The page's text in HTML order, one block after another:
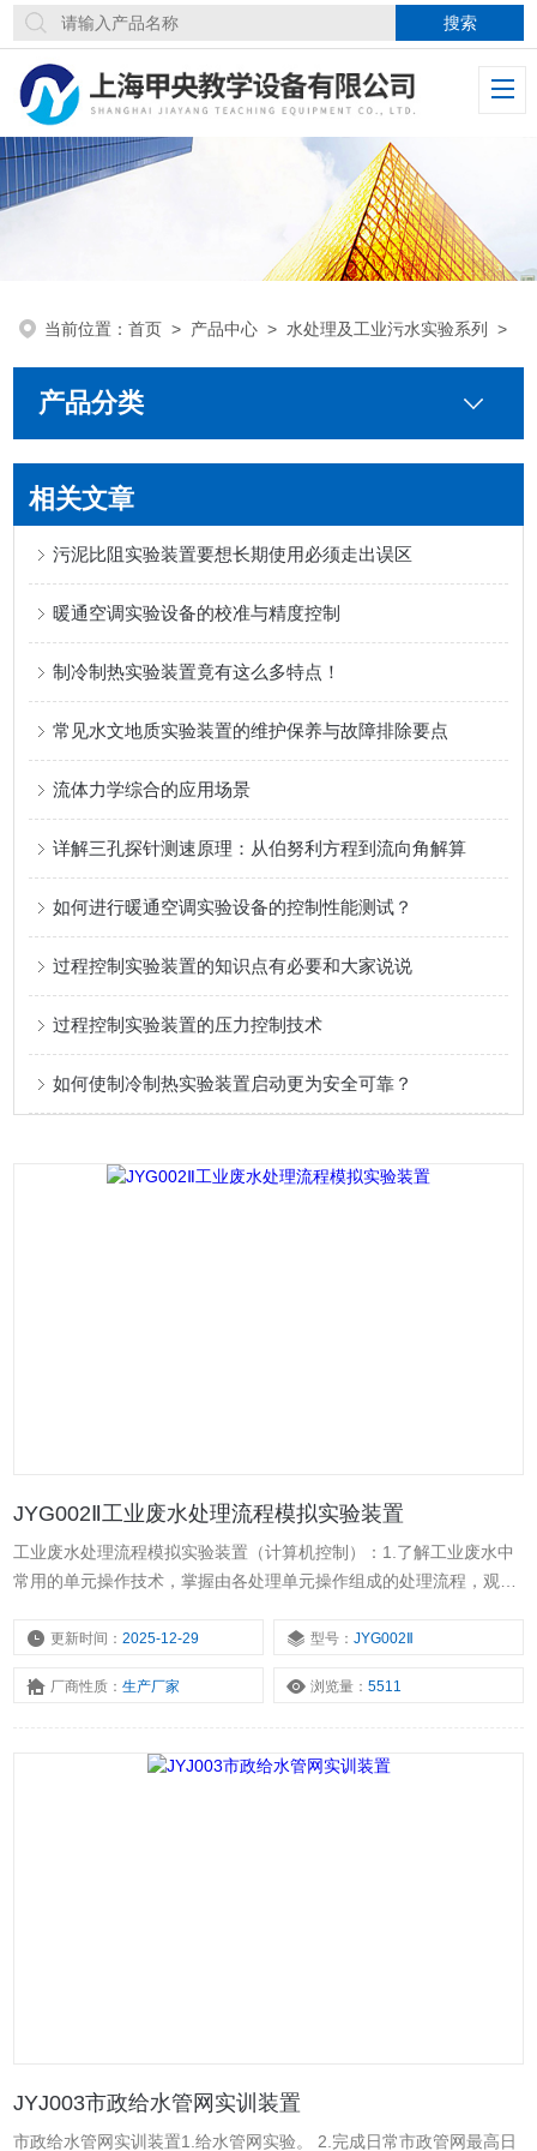
当前位置：首页 > 产品中心 > 水处理及工业污水实验系列 >
产品分类
相关文章
污泥比阻实验装置要想长期使用必须走出误区
暖通空调实验设备的校准与精度控制
制冷制热实验装置竟有这么多特点！
常见水文地质实验装置的维护保养与故障排除要点
流体力学综合的应用场景
详解三孔探针测速原理：从伯努利方程到流向角解算
如何进行暖通空调实验设备的控制性能测试？
过程控制实验装置的知识点有必要和大家说说
过程控制实验装置的压力控制技术
如何使制冷制热实验装置启动更为安全可靠？
JYG002Ⅱ工业废水处理流程模拟实验装置
工业废水处理流程模拟实验装置（计算机控制）：1.了解工业废水中
常用的单元操作技术，掌握由各处理单元操作组成的处理流程，观察
器对其废水的流入、加药混凝、曝气、反冲洗、排放、排泥等进行自
分开单独使用。
更新时间：2025-12-29 型号：JYG002Ⅱ
厂商性质：生产厂家 浏览量：5511
JYJ003市政给水管网实训装置
市政给水管网实训装置1.给水管网实验。 2.完成日常市政管网最高日